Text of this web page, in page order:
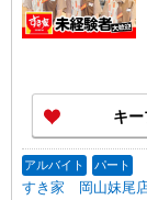
キ
アルバイト パート
すき家 岡山妹尾